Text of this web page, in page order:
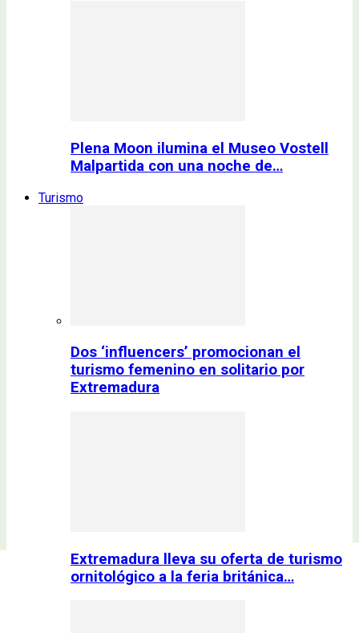
Plena Moon ilumina el Museo Vostell
Malpartida con una noche de…
Turismo
Dos ‘influencers’ promocionan el
turismo femenino en solitario por
Extremadura
Extremadura lleva su oferta de turismo
ornitológico a la feria británica…